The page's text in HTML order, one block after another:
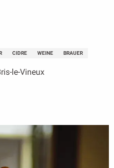
CIDRE WEINE BRAUER
le-Vineux